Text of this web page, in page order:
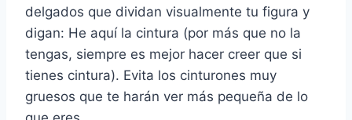
delgados que dividan visualmente tu figura y
digan: He aquí la cintura (por más que no la
tengas, siempre es mejor hacer creer que si
tienes cintura). Evita los cinturones muy
gruesos que te harán ver más pequeña de lo